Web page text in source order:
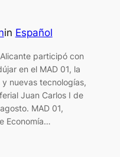
in Español
participó con
en el MAD 01, la
nuevas tecnologías,
Juan Carlos I de
MAD 01,
Economía…